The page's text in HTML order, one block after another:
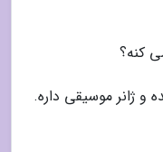
کنه؟
و ژانر موسیقی داره.